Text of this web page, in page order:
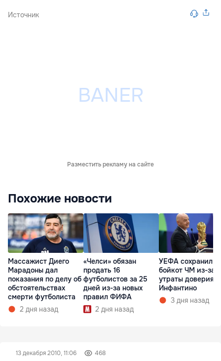
Источник
Разместить рекламу на сайте
Похожие новости
Массажист Диего
Марадоны дал
показания по делу об
обстоятельствах
смерти футболиста
2 дня назад
«Челси» обязан
продать 16
футболистов за 25
дней из-за новых
правил ФИФА
2 дня назад
УЕФА сохранил
бойкот ЧМ из-за
утраты доверия к
Инфантино
3 дня назад
13 декабря 2010, 11:06 468